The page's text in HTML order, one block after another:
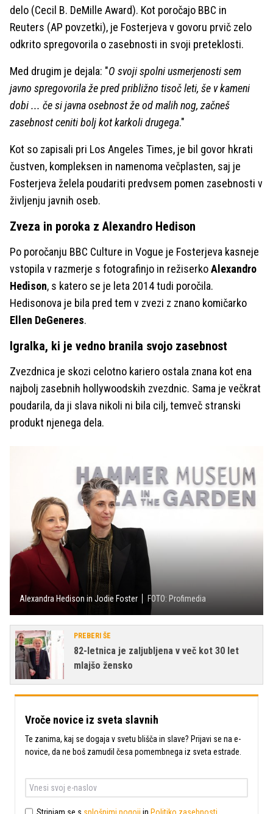
delo (Cecil B. DeMille Award). Kot poročajo BBC in
Reuters (AP povzetki), je Fosterjeva v govoru prvič zelo
odkrito spregovorila o zasebnosti in svoji preteklosti.
Med drugim je dejala: "O svoji spolni usmerjenosti sem
javno spregovorila že pred približno tisoč leti, še v kameni
dobi ... če si javna osebnost že od malih nog, začneš
zasebnost ceniti bolj kot karkoli drugega."
Kot so zapisali pri Los Angeles Times, je bil govor hkrati
čustven, kompleksen in namenoma večplasten, saj je
Fosterjeva želela poudariti predvsem pomen zasebnosti v
življenju javnih oseb.
Zveza in poroka z Alexandro Hedison
Po poročanju BBC Culture in Vogue je Fosterjeva kasneje
vstopila v razmerje s fotografinjo in režiserkoAlexandro
Hedison, s katero se je leta 2014 tudi poročila.
Hedisonova je bila pred tem v zvezi z znano komičarko
Ellen DeGeneres.
Igralka, ki je vedno branila svojo zasebnost
Zvezdnica je skozi celotno kariero ostala znana kot ena
najbolj zasebnih hollywoodskih zvezdnic. Sama je večkrat
poudarila, da ji slava nikoli ni bila cilj, temveč stranski
produkt njenega dela.
Alexandra Hedison in Jodie Foster FOTO: Profimedia
PREBERI ŠE
82-letnica je zaljubljena v več kot 30 let
mlajšo žensko
Vroče novice iz sveta slavnih
Te zanima, kaj se dogaja v svetu blišča in slave? Prijavi se na e-
novice, da ne boš zamudil česa pomembnega iz sveta estrade.
Strinjam se s splošnimi pogoji in Politiko zasebnosti